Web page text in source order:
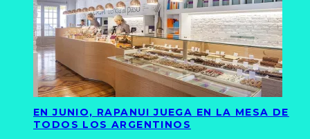
EN JUNIO, RAPANUI JUEGA EN LA MESA DE
TODOS LOS ARGENTINOS